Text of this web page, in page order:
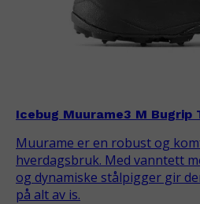
Icebug Muurame3 M Bugrip
Muurame er en robust og
hverdagsbruk. Med vanntett
og dynamiske stålpigger gir
på alt av is.